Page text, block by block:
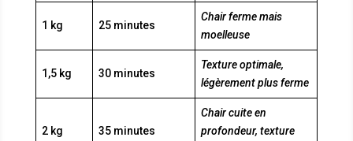
1 kg 25 minutes
Chair ferme mais
moelleuse
1,5 kg 30 minutes
Texture optimale,
légèrement plus ferme
2 kg 35 minutes
Chair cuite en
profondeur, texture